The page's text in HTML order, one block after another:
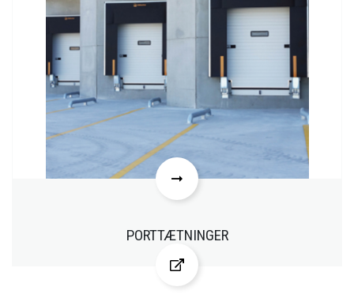
PORTTÆTNINGER